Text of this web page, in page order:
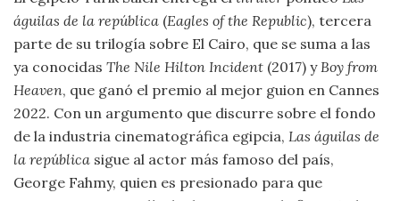
águilas de la república (Eagles of the Republic), tercera
parte de su trilogía sobre El Cairo, que se suma a las
ya conocidas The Nile Hilton Incident (2017) y Boy from
Heaven, que ganó el premio al mejor guion en Cannes
2022. Con un argumento que discurre sobre el fondo
de la industria cinematográfica egipcia, Las águilas de
la república sigue al actor más famoso del país,
George Fahmy, quien es presionado para que